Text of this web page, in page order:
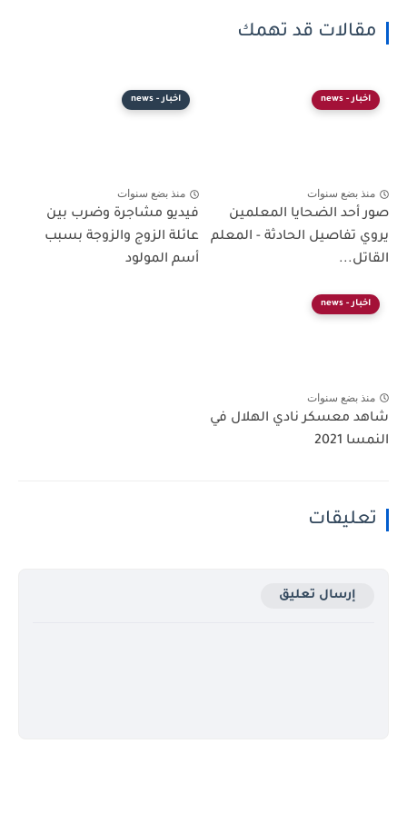
مقالات قد تهمك
اخبار - news
منذ بضع سنوات
صور أحد الضحايا المعلمين
يروي تفاصيل الحادثة - المعلم
القاتل...
اخبار - news
منذ بضع سنوات
فيديو مشاجرة وضرب بين
عائلة الزوج والزوجة بسبب
أسم المولود
اخبار - news
منذ بضع سنوات
شاهد معسكر نادي الهلال في
النمسا 2021
تعليقات
إرسال تعليق